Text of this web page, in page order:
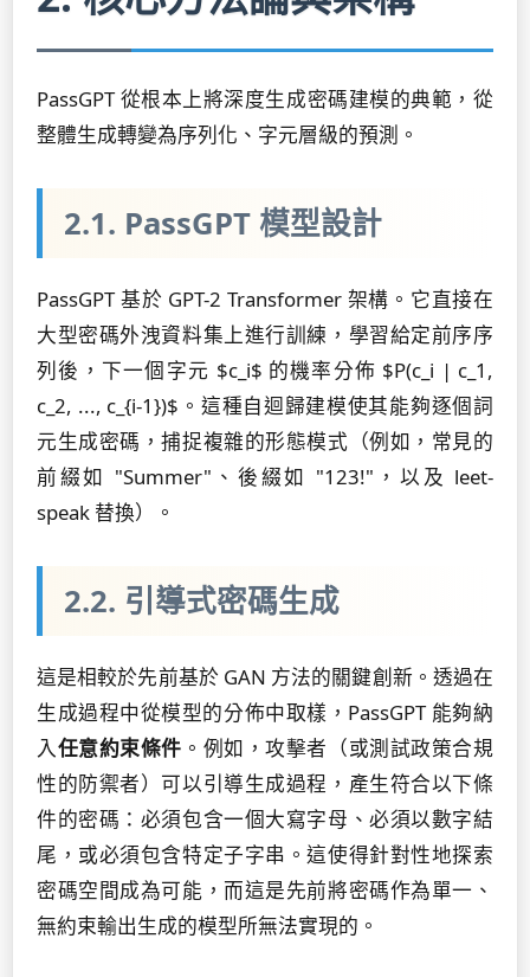
PassGPT 從根本上將深度生成密碼建模的典範，從
整體生成轉變為序列化、字元層級的預測。
2.1. PassGPT 模型設計
PassGPT 基於 GPT-2 Transformer 架構。它直接在
大型密碼外洩資料集上進行訓練，學習給定前序序
列後，下一個字元 $c_i$ 的機率分佈 $P(c_i | c_1,
c_2, ..., c_{i-1})$。這種自迴歸建模使其能夠逐個詞
元生成密碼，捕捉複雜的形態模式（例如，常見的
前綴如 "Summer"、後綴如 "123!"，以及 leet-
speak 替換）。
2.2. 引導式密碼生成
這是相較於先前基於 GAN 方法的關鍵創新。透過在
生成過程中從模型的分佈中取樣，PassGPT 能夠納
入任意約束條件 。例如，攻擊者（或測試政策合規
性的防禦者）可以引導生成過程，產生符合以下條
件的密碼：必須包含一個大寫字母、必須以數字結
尾，或必須包含特定子字串。這使得針對性地探索
密碼空間成為可能，而這是先前將密碼作為單一、
無約束輸出生成的模型所無法實現的。